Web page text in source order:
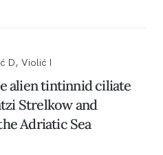
D, Violić I
alien tintinnid ciliate
Strelkow and
Adriatic Sea